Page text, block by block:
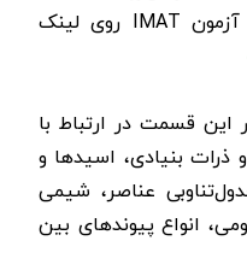
برای کسب اطلاعات در زمینه آزمون IMAT روی لینک
قسمت در ارتباط با
بنیادی، اسیدها و
عناصر، شیمی
انواع پیوندهای بین